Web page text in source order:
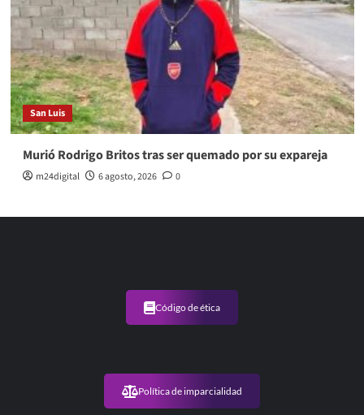
San Luis
Murió Rodrigo Britos tras ser quemado por su expareja
m24digital 6 agosto, 2026 0
Código de ética
Política de imparcialidad